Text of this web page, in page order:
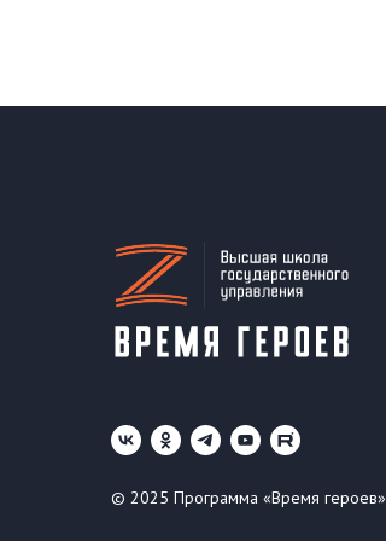
© 2025 Программа «Время героев»